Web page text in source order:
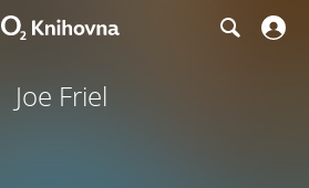
Joe Friel